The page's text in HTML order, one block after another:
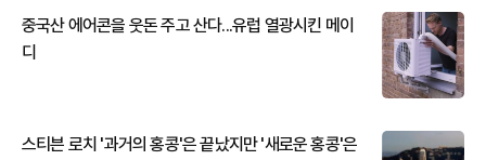
중국산 에어콘을 웃돈 주고 산다...유럽 열광시킨 메이
디
스티븐 로치 '과거의 홍콩'은 끝났지만 '새로운 홍콩'은